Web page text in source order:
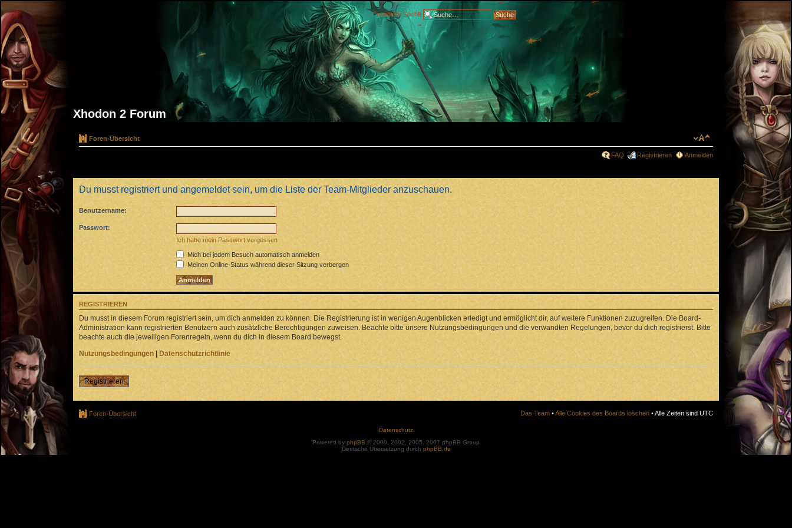
Erweiterte Suche
Xhodon 2 Forum
Foren-Übersicht
FAQ Registrieren Anmelden
Du musst registriert und angemeldet sein, um die Liste der Team-Mitglieder anzuschauen.
Benutzername:
Passwort:
Ich habe mein Passwort vergessen
Mich bei jedem Besuch automatisch anmelden
Meinen Online-Status während dieser Sitzung verbergen
REGISTRIEREN
Du musst in diesem Forum registriert sein, um dich anmelden zu können. Die Registrierung ist in wenigen Augenblicken erledigt und ermöglicht dir, auf weitere Funktionen zuzugreifen. Die Board-
Administration kann registrierten Benutzern auch zusätzliche Berechtigungen zuweisen. Beachte bitte unsere Nutzungsbedingungen und die verwandten Regelungen, bevor du dich registrierst. Bitte
beachte auch die jeweiligen Forenregeln, wenn du dich in diesem Board bewegst.
Nutzungsbedingungen|Datenschutzrichtlinie
Registrieren
Foren-Übersicht Das Team •Alle Cookies des Boards löschen • Alle Zeiten sind UTC
Datenschutz
Powered by phpBB © 2000, 2002, 2005, 2007 phpBB Group
Deutsche Übersetzung durch phpBB.de